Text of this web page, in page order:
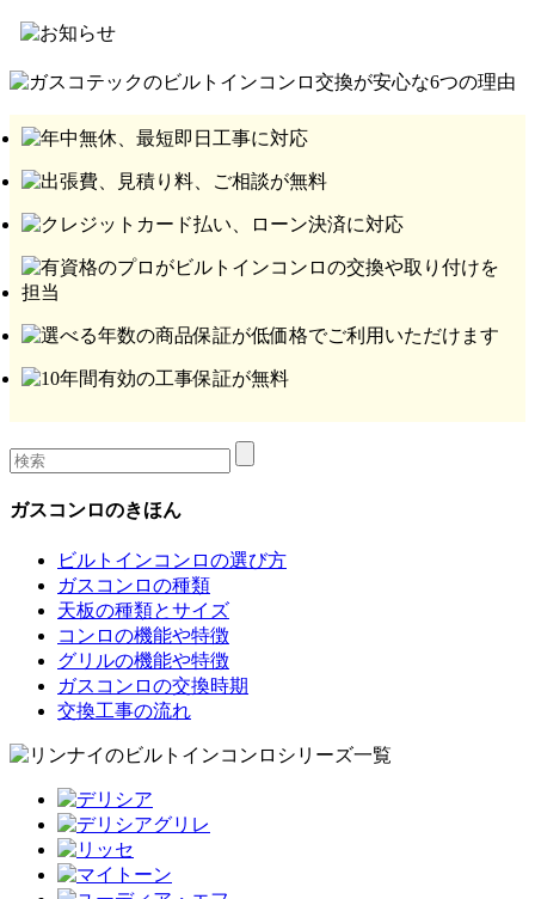
ガスコンロのきほん
ビルトインコンロの選び方
ガスコンロの種類
天板の種類とサイズ
コンロの機能や特徴
グリルの機能や特徴
ガスコンロの交換時期
交換工事の流れ